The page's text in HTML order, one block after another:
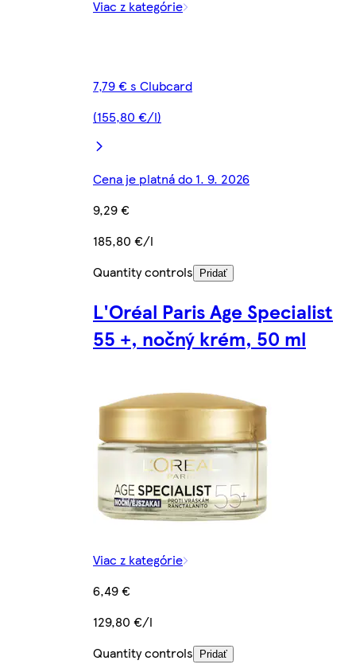
Viac z kategórie
7,79 € s Clubcard
(155,80 €/l)
Cena je platná do 1. 9. 2026
9,29 €
185,80 €/l
Quantity controls
Pridať
L'Oréal Paris Age Specialist
55 +, nočný krém, 50 ml
Viac z kategórie
6,49 €
129,80 €/l
Quantity controls
Pridať